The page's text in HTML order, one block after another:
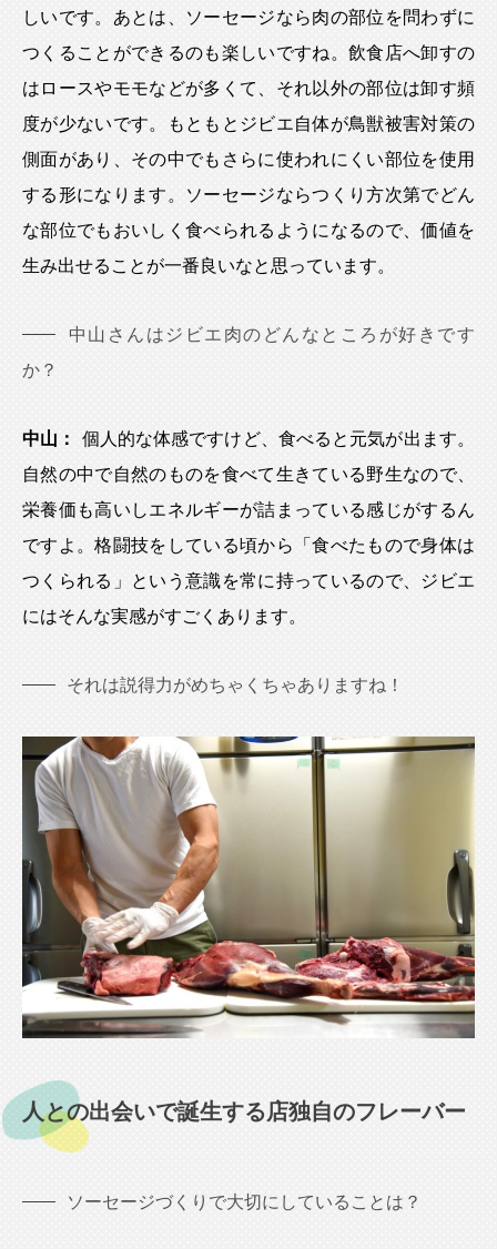
しいです。あとは、ソーセージなら肉の部位を問わずに
つくることができるのも楽しいですね。飲食店へ卸すの
はロースやモモなどが多くて、それ以外の部位は卸す頻
度が少ないです。もともとジビエ自体が鳥獣被害対策の
側面があり、その中でもさらに使われにくい部位を使用
する形になります。ソーセージならつくり方次第でどん
な部位でもおいしく食べられるようになるので、価値を
生み出せることが一番良いなと思っています。
中山さんはジビエ肉のどんなところが好きです
か？
中山：
個人的な体感ですけど、食べると元気が出ます。
自然の中で自然のものを食べて生きている野生なので、
栄養価も高いしエネルギーが詰まっている感じがするん
ですよ。格闘技をしている頃から「食べたもので身体は
つくられる」という意識を常に持っているので、ジビエ
にはそんな実感がすごくあります。
それは説得力がめちゃくちゃありますね！
人との出会いで誕生する店独自のフレーバー
ソーセージづくりで大切にしていることは？